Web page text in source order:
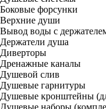
Боковые форсунки
Верхние души
Вывод воды с
Держатели душа
Диверторы
Дренажные каналы
Душевой слив
Душевые гарнитуры
Душевые кронштейны
Душевые наборы